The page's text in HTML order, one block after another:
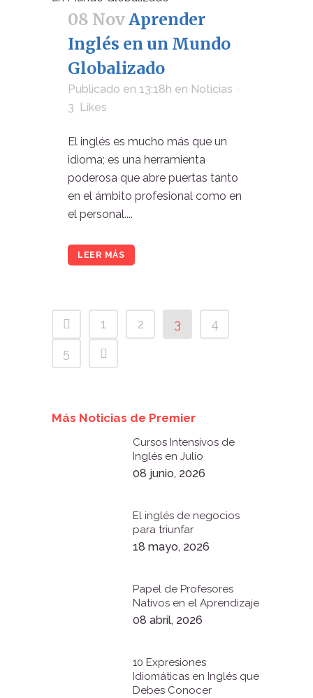
08 NovAprender
Inglés en un Mundo
Globalizado
Publicado en 13:18h en Noticias
3
Likes
El inglés es mucho más que un
idioma; es una herramienta
poderosa que abre puertas tanto
en el ámbito profesional como en
el personal....
LEER MÁS
1 2 3
4
5
Más Noticias de Premier
Cursos Intensivos de
Inglés en Julio
08 junio, 2026
El inglés de negocios
para triunfar
18 mayo, 2026
Papel de Profesores
Nativos en el Aprendizaje
08 abril, 2026
10 Expresiones
Idiomáticas en Inglés que
Debes Conocer